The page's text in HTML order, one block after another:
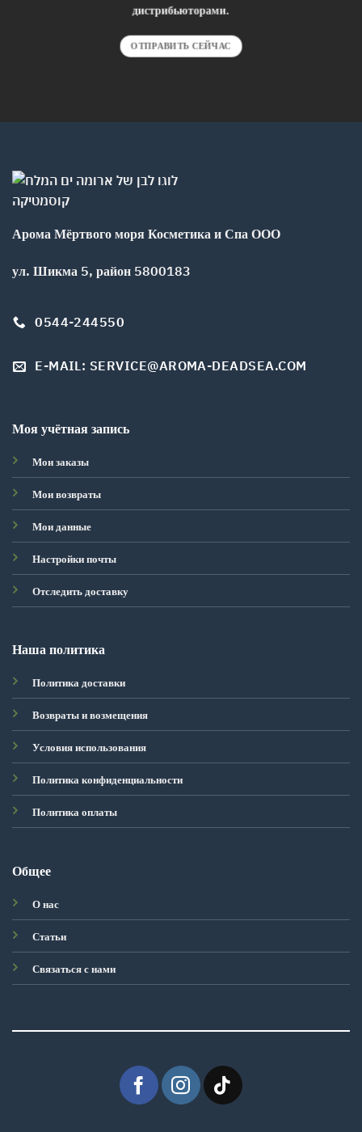
дистрибьюторами.
ОТПРАВИТЬ СЕЙЧАС
Арома Мёртвого моря Косметика и Спа ООО
ул. Шикма 5, район 5800183
0544-244550
E-MAIL: SERVICE@AROMA-DEADSEA.COM
Моя учётная запись
Мои заказы
Мои возвраты
Мои данные
Настройки почты
Отследить доставку
Наша политика
Политика доставки
Возвраты и возмещения
Условия использования
Политика конфиденциальности
Политика оплаты
Общее
О нас
Статьи
Связаться с нами